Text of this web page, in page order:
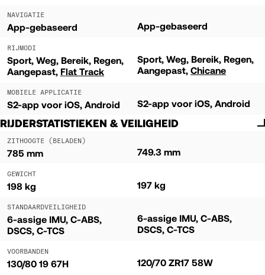
NAVIGATIE
App-gebaseerd App-gebaseerd
RIJMODI
Sport Weg Bereik Regen
Aangepast Flat Track
Sport Weg Bereik Regen
Aangepast Chicane
MOBIELE APPLICATIE
S2-app voor iOS, Android S2-app voor iOS, Android
RIJDERSTATISTIEKEN & VEILIGHEID
ZITHOOGTE (BELADEN)
785 mm 749.3 mm
GEWICHT
198 kg 197 kg
STANDAARDVEILIGHEID
6-assige IMU, C-ABS,
DSCS, C-TCS
6-assige IMU, C-ABS,
DSCS, C-TCS
VOORBANDEN
130/80 19 67H 120/70 ZR17 58W